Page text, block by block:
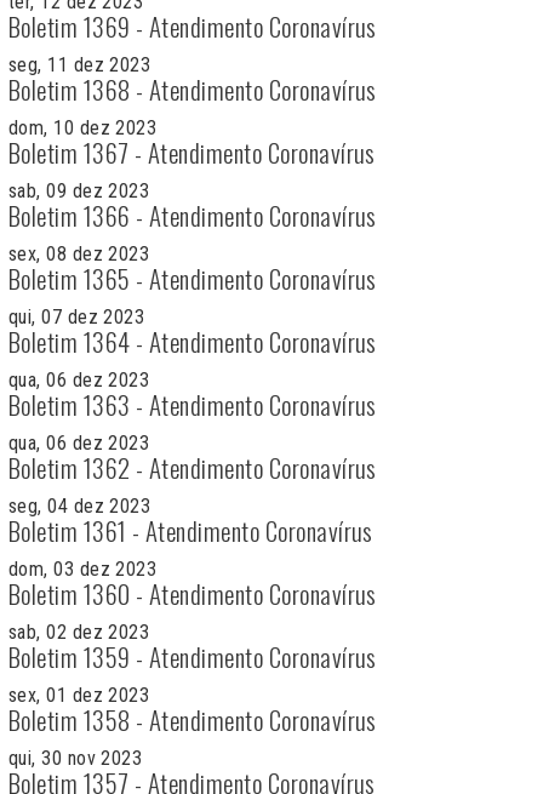
Boletim 1369 - Atendimento Coronavírus
seg, 11 dez 2023
Boletim 1368 - Atendimento Coronavírus
dom, 10 dez 2023
Boletim 1367 - Atendimento Coronavírus
sab, 09 dez 2023
Boletim 1366 - Atendimento Coronavírus
sex, 08 dez 2023
Boletim 1365 - Atendimento Coronavírus
qui, 07 dez 2023
Boletim 1364 - Atendimento Coronavírus
qua, 06 dez 2023
Boletim 1363 - Atendimento Coronavírus
qua, 06 dez 2023
Boletim 1362 - Atendimento Coronavírus
seg, 04 dez 2023
Boletim 1361 - Atendimento Coronavírus
dom, 03 dez 2023
Boletim 1360 - Atendimento Coronavírus
sab, 02 dez 2023
Boletim 1359 - Atendimento Coronavírus
sex, 01 dez 2023
Boletim 1358 - Atendimento Coronavírus
qui, 30 nov 2023
Boletim 1357 - Atendimento Coronavírus